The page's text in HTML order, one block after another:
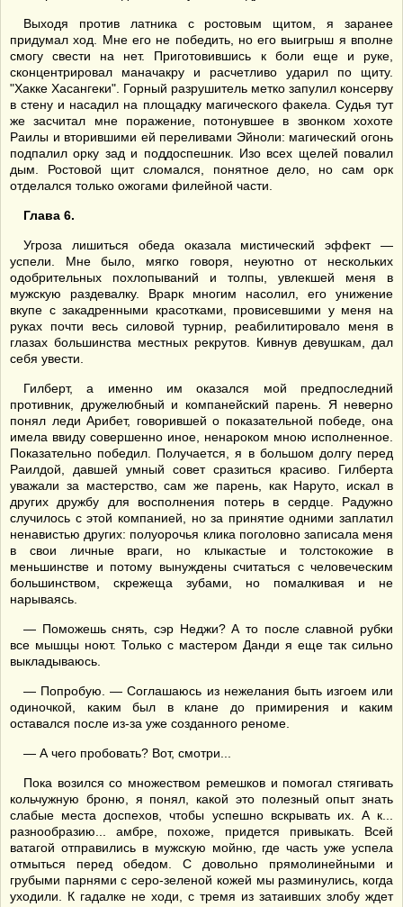
Выходя против латника с ростовым щитом, я заранее
придумал ход. Мне его не победить, но его выигрыш я вполне
смогу свести на нет. Приготовившись к боли еще и руке,
сконцентрировал маначакру и расчетливо ударил по щиту.
"Хакке Хасангеки". Горный разрушитель метко запулил консерву
в стену и насадил на площадку магического факела. Судья тут
же засчитал мне поражение, потонувшее в звонком хохоте
Раилы и вторившими ей переливами Эйноли: магический огонь
подпалил орку зад и поддоспешник. Изо всех щелей повалил
дым. Ростовой щит сломался, понятное дело, но сам орк
отделался только ожогами филейной части.
Глава 6.
Угроза лишиться обеда оказала мистический эффект —
успели. Мне было, мягко говоря, неуютно от нескольких
одобрительных похлопываний и толпы, увлекшей меня в
мужскую раздевалку. Врарк многим насолил, его унижение
вкупе с закадренными красотками, провисевшими у меня на
руках почти весь силовой турнир, реабилитировало меня в
глазах большинства местных рекрутов. Кивнув девушкам, дал
себя увести.
Гилберт, а именно им оказался мой предпоследний
противник, дружелюбный и компанейский парень. Я неверно
понял леди Арибет, говорившей о показательной победе, она
имела ввиду совершенно иное, ненароком мною исполненное.
Показательно победил. Получается, я в большом долгу перед
Раилдой, давшей умный совет сразиться красиво. Гилберта
уважали за мастерство, сам же парень, как Наруто, искал в
других дружбу для восполнения потерь в сердце. Радужно
случилось с этой компанией, но за принятие одними заплатил
ненавистью других: полуорочья клика поголовно записала меня
в свои личные враги, но клыкастые и толстокожие в
меньшинстве и потому вынуждены считаться с человеческим
большинством, скрежеща зубами, но помалкивая и не
нарываясь.
— Поможешь снять, сэр Неджи? А то после славной рубки
все мышцы ноют. Только с мастером Данди я еще так сильно
выкладываюсь.
— Попробую. — Соглашаюсь из нежелания быть изгоем или
одиночкой, каким был в клане до примирения и каким
оставался после из-за уже созданного реноме.
— А чего пробовать? Вот, смотри...
Пока возился со множеством ремешков и помогал стягивать
кольчужную броню, я понял, какой это полезный опыт знать
слабые места доспехов, чтобы успешно вскрывать их. А к...
разнообразию... амбре, похоже, придется привыкать. Всей
ватагой отправились в мужскую мойню, где часть уже успела
отмыться перед обедом. С довольно прямолинейными и
грубыми парнями с серо-зеленой кожей мы разминулись, когда
уходили. К гадалке не ходи, с тремя из затаивших злобу ждет